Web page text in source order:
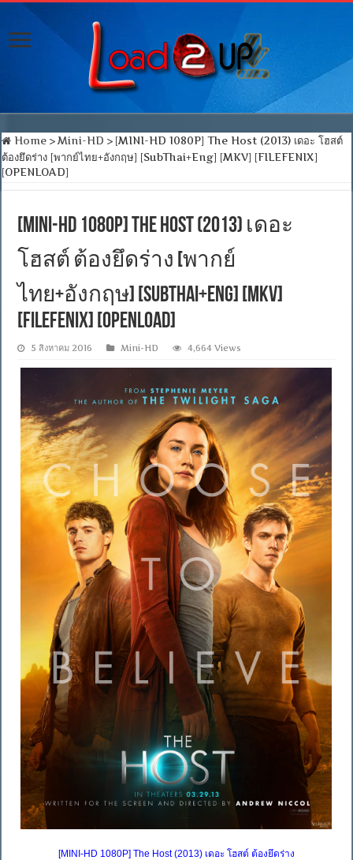
Home > Mini-HD > [MINI-HD 1080P] The Host (2013) เดอะ โฮสต์
ต้องยึดร่าง [พากย์ไทย+อังกฤษ] [SubThai+Eng] [MKV] [FILEFENIX]
[OPENLOAD]
[MINI-HD 1080P] The Host (2013) เดอะ
โฮสต์ ต้องยึดร่าง [พากย์
ไทย+อังกฤษ] [SubThai+Eng] [MKV]
[FILEFENIX] [OPENLOAD]
5 สิงหาคม 2016 Mini-HD 4,664 Views
[MINI-HD 1080P] The Host (2013) เดอะ โฮสต์ ต้องยึดร่าง